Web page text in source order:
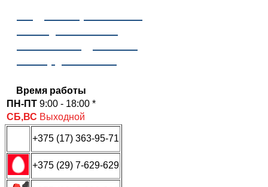
Время работы
ПН-ПТ 9:00 - 18:00 *
СБ,ВС Выходной
+375 (17) 363-95-71
+375 (29) 7-629-629